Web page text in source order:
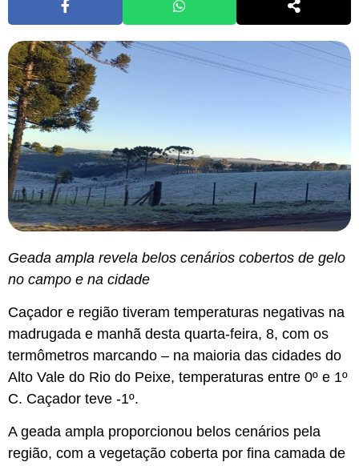
Geada ampla revela belos cenários cobertos de gelo
no campo e na cidade
Caçador e região tiveram temperaturas negativas na
madrugada e manhã desta quarta-feira, 8, com os
termômetros marcando – na maioria das cidades do
Alto Vale do Rio do Peixe, temperaturas entre 0º e 1º
C. Caçador teve -1º.
A geada ampla proporcionou belos cenários pela
região, com a vegetação coberta por fina camada de